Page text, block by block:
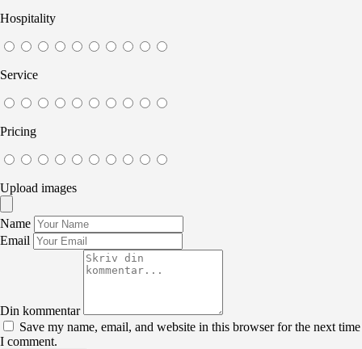
Hospitality
Service
Pricing
Upload images
Name
Email
Din kommentar
Save my name, email, and website in this browser for the next time
I comment.